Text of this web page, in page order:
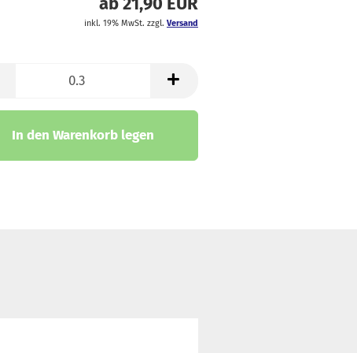
Strickstoffe & Walk
inkl. 19% MwSt. zzgl. Versand
In den Warenkorb legen